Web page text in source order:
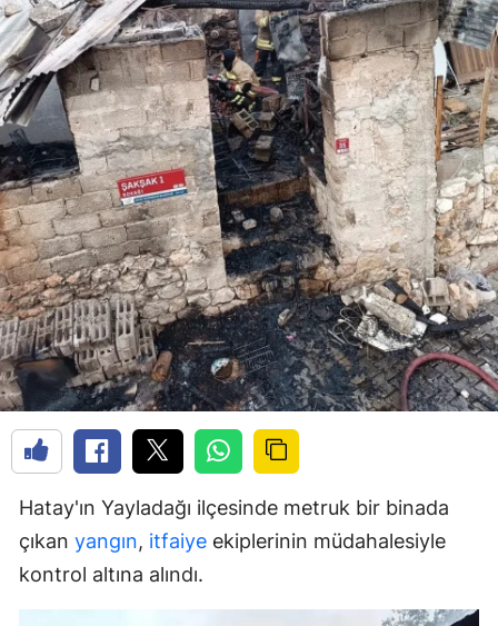
Hatay'ın Yayladağı ilçesinde metruk bir binada
çıkan yangın, itfaiye ekiplerinin müdahalesiyle
kontrol altına alındı.